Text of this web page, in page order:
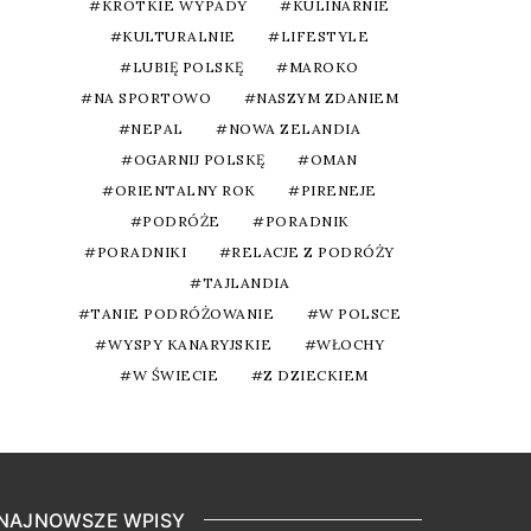
KRÓTKIE WYPADY
KULINARNIE
KULTURALNIE
LIFESTYLE
LUBIĘ POLSKĘ
MAROKO
NA SPORTOWO
NASZYM ZDANIEM
NEPAL
NOWA ZELANDIA
OGARNIJ POLSKĘ
OMAN
ORIENTALNY ROK
PIRENEJE
PODRÓŻE
PORADNIK
PORADNIKI
RELACJE Z PODRÓŻY
TAJLANDIA
TANIE PODRÓŻOWANIE
W POLSCE
WYSPY KANARYJSKIE
WŁOCHY
W ŚWIECIE
Z DZIECKIEM
WPISY